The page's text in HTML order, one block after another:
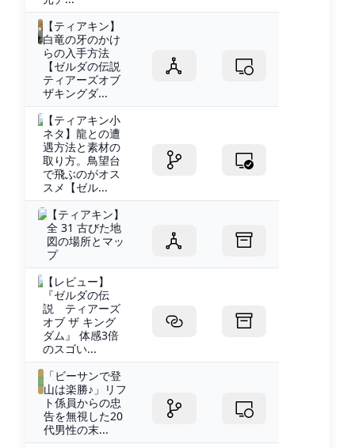
【ティアキン】
白竜の牙のかけ
らの入手方法
【ゼルダの伝説
ティアーズオブ
ザキングダ...
【ティアキン小
ネタ】龍との遭
遇方法と素材の
取り方。鳥望台
で飛ぶのがオス
スメ【ゼル...
【ティアキン】
全 31 古びた地
図の場所とマッ
プ
【レビュー】
『ゼルダの伝
説 ティアーズ
オブ ザ キング
ダム』 体感3倍
のスゴい...
「ビーサンで登
山は楽勝♪」リフ
ト係員からの忠
告を無視した20
代男性の末...